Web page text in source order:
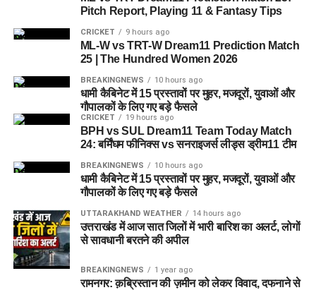
Pitch Report, Playing 11 & Fantasy Tips
CRICKET 9 hours ago
ML-W vs TRT-W Dream11 Prediction Match
25 | The Hundred Women 2026
BREAKINGNEWS 10 hours ago
धामी कैबिनेट में 15 प्रस्तावों पर मुहर, मजदूरों, युवाओं और
गौपालकों के लिए गए बड़े फैसले
CRICKET 19 hours ago
BPH vs SUL Dream11 Team Today Match
24: बर्मिंघम फीनिक्स vs सनराइजर्स लीड्स ड्रीम11 टीम
BREAKINGNEWS 10 hours ago
धामी कैबिनेट में 15 प्रस्तावों पर मुहर, मजदूरों, युवाओं और
गौपालकों के लिए गए बड़े फैसले
UTTARAKHAND WEATHER 14 hours ago
उत्तराखंड में आज सात जिलों में भारी बारिश का अलर्ट, लोगों
से सावधानी बरतने की अपील
BREAKINGNEWS 1 year ago
रामनगर: क़ब्रिस्तान की ज़मीन को लेकर विवाद, दफनाने से